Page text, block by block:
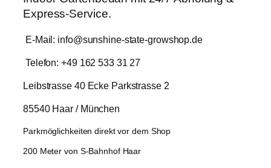
Express-Service.
E-Mail: info@sunshine-state-growshop.de
Telefon: +49 162 533 31 27
Leibstrasse 40 Ecke Parkstrasse 2
85540 Haar / München
Parkmöglichkeiten direkt vor dem Shop
200 Meter von S-Bahnhof Haar